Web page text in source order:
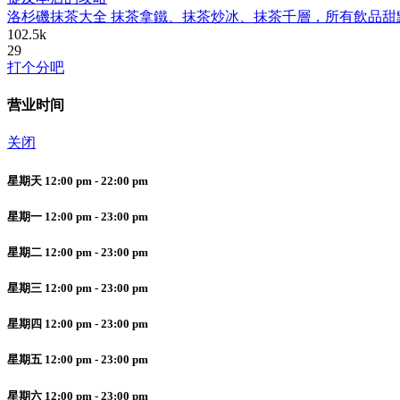
洛杉磯抹茶大全 抹茶拿鐵、抹茶炒冰、抹茶千層，所有飲品甜
102.5k
29
打个分吧
营业时间
关闭
星期天 12:00 pm - 22:00 pm
星期一 12:00 pm - 23:00 pm
星期二 12:00 pm - 23:00 pm
星期三 12:00 pm - 23:00 pm
星期四 12:00 pm - 23:00 pm
星期五 12:00 pm - 23:00 pm
星期六 12:00 pm - 23:00 pm